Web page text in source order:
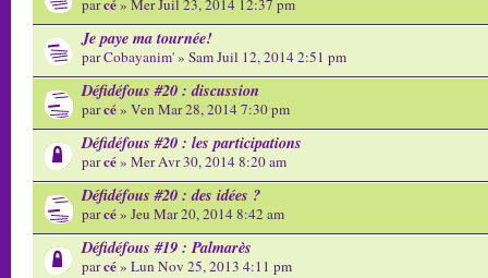
parcé» Mer Juil 23, 2014 12:37 pm
Je paye ma tournée!
parCobayanim'» Sam Juil 12, 2014 2:51 pm
Défidéfous #20 : discussion
parcé» Ven Mar 28, 2014 7:30 pm
Défidéfous #20 : les participations
parcé» Mer Avr 30, 2014 8:20 am
Défidéfous #20 : des idées ?
parcé» Jeu Mar 20, 2014 8:42 am
Défidéfous #19 : Palmarès
parcé» Lun Nov 25, 2013 4:11 pm